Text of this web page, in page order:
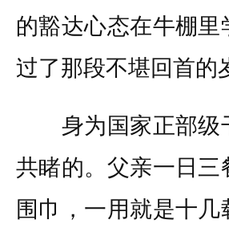
的豁达心态在牛棚
过了那段不堪回首的
身为国家正部级
共睹的。父亲一日
围巾，一用就是十